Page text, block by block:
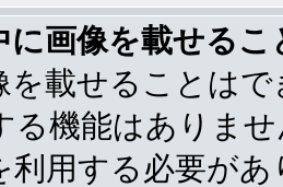
に画像を載せる
を載せることは
る機能はありま
利用する必要が